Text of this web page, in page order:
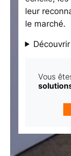
leur
le marché.
Vous